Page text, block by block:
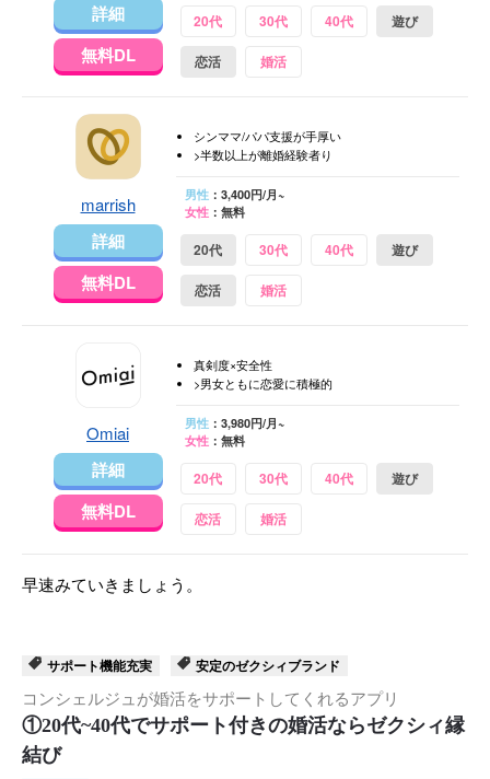
詳細
無料DL
20代 30代 40代 遊び
恋活 婚活
marrish
詳細
無料DL
シンママ/パパ支援が手厚い
>半数以上が離婚経験者り
男性：3,400円/月~
女性：無料
20代 30代 40代 遊び
恋活 婚活
Omiai
詳細
無料DL
真剣度×安全性
>男女ともに恋愛に積極的
男性：3,980円/月~
女性：無料
20代 30代 40代 遊び
恋活 婚活
早速みていきましょう。
サポート機能充実 安定のゼクシィブランド
コンシェルジュが婚活をサポートしてくれるアプリ
①20代~40代でサポート付きの婚活ならゼクシィ縁
結び